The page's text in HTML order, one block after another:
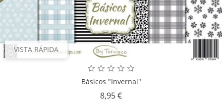
VISTA RÁPIDA
Básicos "Invernal"
8,95 €Precio